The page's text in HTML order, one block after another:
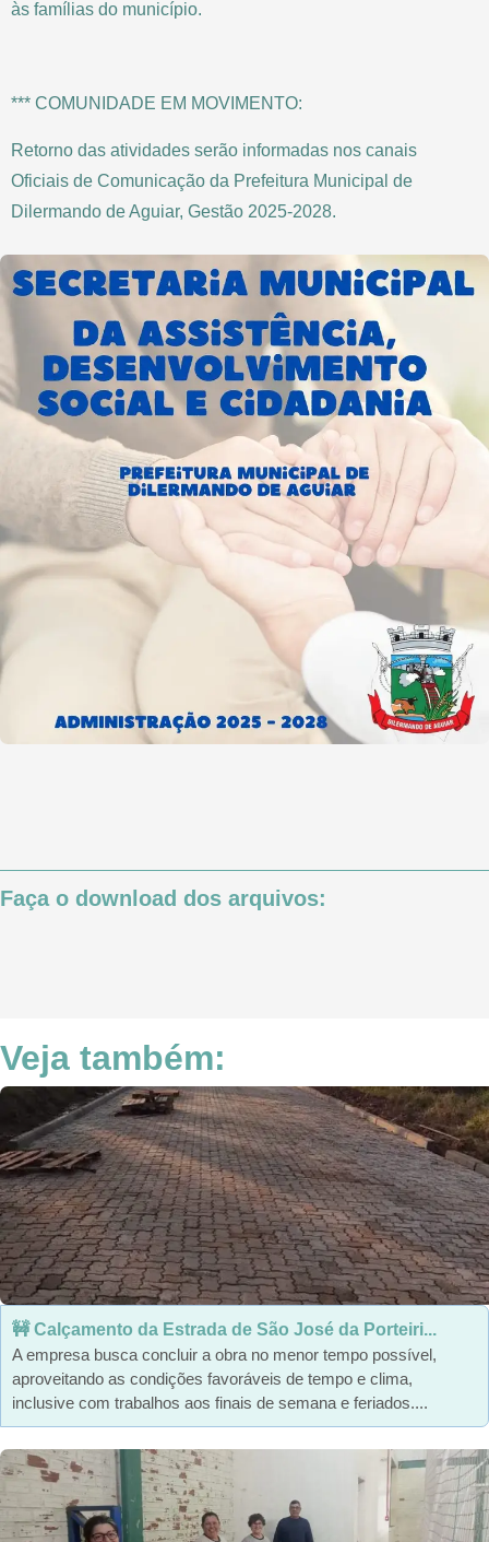
às famílias do município.
*** COMUNIDADE EM MOVIMENTO:
Retorno das atividades serão informadas nos canais
Oficiais de Comunicação da Prefeitura Municipal de
Dilermando de Aguiar, Gestão 2025-2028.
Faça o download dos arquivos:
Veja também:
🚧 Calçamento da Estrada de São José da Porteiri...
A empresa busca concluir a obra no menor tempo possível,
aproveitando as condições favoráveis de tempo e clima,
inclusive com trabalhos aos finais de semana e feriados....